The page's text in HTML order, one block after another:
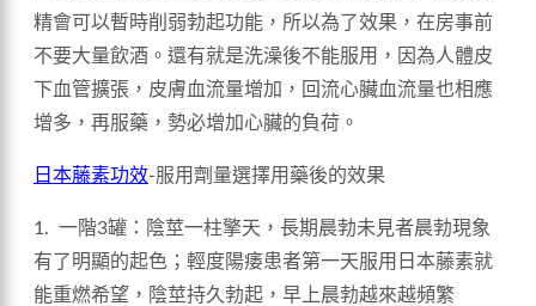
精會可以暫時削弱勃起功能，所以為了效果，在房事前
不要大量飲酒。還有就是洗澡後不能服用，因為人體皮
下血管擴張，皮膚血流量增加，回流心臟血流量也相應
增多，再服藥，勢必增加心臟的負荷。
日本藤素功效-服用劑量選擇用藥後的效果
1. 一階3罐：陰莖一柱擎天，長期晨勃未見者晨勃現象
有了明顯的起色；輕度陽痿患者第一天服用日本藤素就
能重燃希望，陰莖持久勃起，早上晨勃越來越頻繁